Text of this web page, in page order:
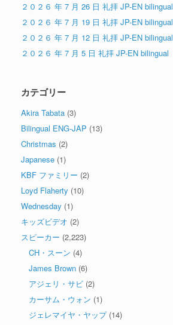
２０２６ 年 7 月 26 日 礼拝 JP-EN bilingual
２０２６ 年 7 月 19 日 礼拝 JP-EN bilingual
２０２６ 年 7 月 12 日 礼拝 JP-EN bilingual
２０２６ 年 7 月 5 日 礼拝 JP-EN bilingual
カテゴリー
Akira Tabata (3)
Bilingual ENG-JAP (13)
Christmas (2)
Japanese (1)
KBF ファミリー (2)
Loyd Flaherty (10)
Wednesday (1)
キッズビデオ (2)
スピーカー (2,223)
CH・スーン (4)
James Brown (6)
アジェリ・サビ (2)
カーサム・ウォン (1)
ジェレマイヤ・ヤップ(14)